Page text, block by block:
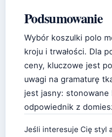
Podsumowanie
Wybór koszulki polo
kroju i trwałości. Dla
ceny, kluczowe jest
uwagi na gramaturę
jest jasny: stonowane
odpowiednik z
Jeśli interesuje Cię styl